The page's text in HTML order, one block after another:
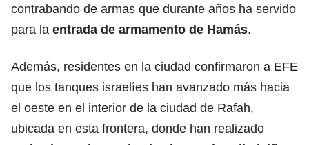
contrabando de armas que durante años ha servido
para la entrada de armamento de Hamás.
Además, residentes en la ciudad confirmaron a EFE
que los tanques israelíes han avanzado más hacia
el oeste en el interior de la ciudad de Rafah,
ubicada en esta frontera, donde han realizado